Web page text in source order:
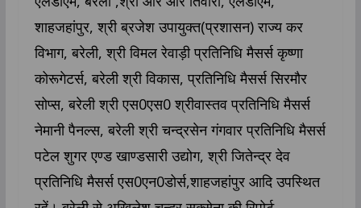
शाहजहांपुर, श्री ब्रजेश उपायुक्त(प्रशासन) राज्य कर
विभाग, बरेली, श्री विमल रेवाड़ी प्रतिनिधि मैसर्स कृष्णा
कोरूगेटर्स, बरेली श्री विकास, प्रतिनिधि मैसर्स सिरमौर
सोप्स, बरेली श्री एस0एस0 श्रीवास्तव प्रतिनिधि मैसर्स
नेमानी पैनल्स, बरेली श्री चन्द्रसेन गंगवार प्रतिनिधि मैसर्स
पटेल शुगर एण्ड खाण्डसारी उद्योग, श्री जितेन्द्र देव
प्रतिनिधि मैसर्स एस0एन0डोर्स,शाहजहांपुर आदि उपस्थित